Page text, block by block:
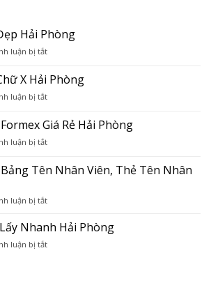
Hải Phòng
luận bị tắtở
Giấy
Đẹp
Hải
X Hải Phòng
luận bị tắtở
Chữ
X
Hải
Giá Rẻ Hải Phòng
luận bị tắtở
PP
Bồi
Giá
Hải
Tên Nhân Viên, Thẻ Tên Nhân
luận bị tắtở
Hiểu
Tên
Nhanh Hải Phòng
luận bị tắtở